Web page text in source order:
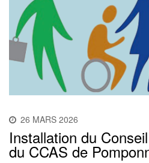
26 MARS 2026
Installation du
du CCAS de